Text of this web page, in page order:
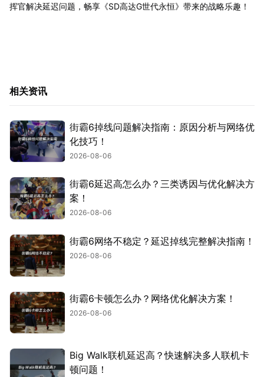
挥官解决延迟问题，畅享《SD高达G世代永恒》带来的战略乐趣！
相关资讯
街霸6掉线问题解决指南：原因分析与网络优
化技巧！
2026-08-06
街霸6延迟高怎么办？三类诱因与优化解决方
案！
2026-08-06
街霸6网络不稳定？延迟掉线完整解决指南！
2026-08-06
街霸6卡顿怎么办？网络优化解决方案！
2026-08-06
Big Walk联机延迟高？快速解决多人联机卡
顿问题！